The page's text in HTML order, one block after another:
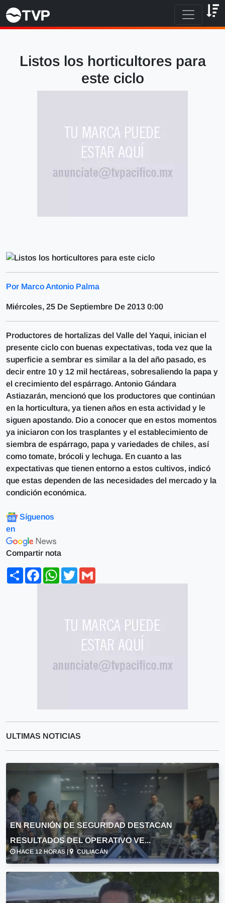
Listos los horticultores para
este ciclo
Por Marco Antonio Palma
Miércoles, 25 De Septiembre De 2013 0:00
Productores de hortalizas del Valle del Yaqui, inician el
presente ciclo con buenas expectativas, toda vez que la
superficie a sembrar es similar a la del año pasado, es
decir entre 10 y 12 mil hectáreas, sobresaliendo la papa y
el crecimiento del espárrago. Antonio Gándara
Astiazarán, mencionó que los productores que continúan
en la horticultura, ya tienen años en esta actividad y le
siguen apostando. Dio a conocer que en estos momentos
ya iniciaron con los trasplantes y el establecimiento de
siembra de espárrago, papa y variedades de chiles, así
como tomate, brócoli y lechuga. En cuanto a las
expectativas que tienen entorno a estos cultivos, indicó
que estas dependen de las necesidades del mercado y la
condición económica.
Síguenos
en
Compartir nota
ShareFacebookWhatsApp
Twitter
ULTIMAS NOTICIAS
EN REUNIÓN DE SEGURIDAD DESTACAN
RESULTADOS DEL OPERATIVO VE...
HACE 12 HORAS | CULIACÁN